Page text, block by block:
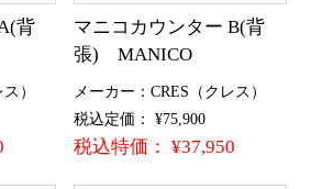
背
）
マニコカウンター B(背
張) MANICO
メーカー：CRES（クレス）
税込定価： ¥75,900
税込特価： ¥37,950